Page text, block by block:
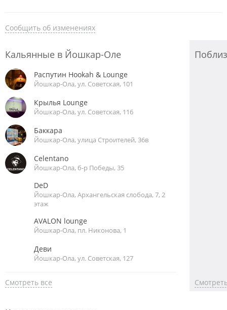
Сообщить об изменениях
Кальянные в Йошкар-Оле
Распутин Hookah & Lounge
Йошкар-Ола, ул. Советская, 101
Крылья Lounge
Йошкар-Ола, ул. Советская, 116
Баккара
Йошкар-Ола, улица Строителей, 36в
Celentano
Йошкар-Ола, б-р Победы, 35
DeD
Йошкар-Ола, Архангельская слобода, 7, 2
этаж
AVALON lounge
Йошкар-Ола, пл. Никонова, 1
Деви
Йошкар-Ола, ул. Советская, 127
Смотреть все